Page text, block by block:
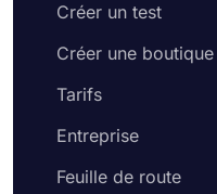
Créer un test
Créer une boutique
Tarifs
Entreprise
Feuille de route